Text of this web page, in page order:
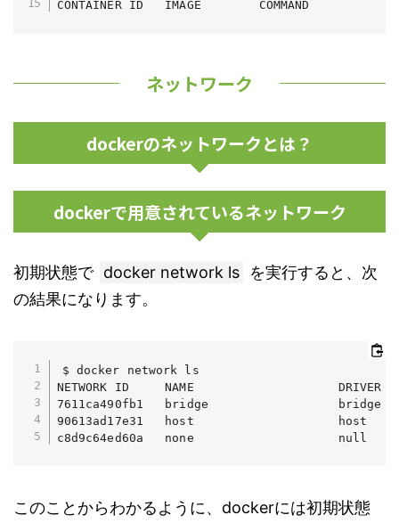
CONTAINER ID   IMAGE
ネットワーク
dockerのネットワークとは？
dockerで用意されているネットワーク
初期状態で docker network ls
を実行すると、次
の結果になります。
$ docker network ls
NETWORK ID     NAME                    DRIVER
7611ca490fb1   bridge                  bridge
90613ad17e31   host                    host
c8d9c64ed60a   none                    null
このことからわかるように、dockerには初期状態